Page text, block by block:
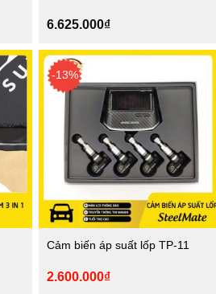
6.625.000₫
-13%
Cảm biến áp suất lốp TP-11
Giá
2.600.000₫Giá